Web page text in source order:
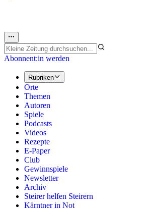
Abonnent:in werden
Rubriken
Orte
Themen
Autoren
Spiele
Podcasts
Videos
Rezepte
E-Paper
Club
Gewinnspiele
Newsletter
Archiv
Steirer helfen Steirern
Kärntner in Not